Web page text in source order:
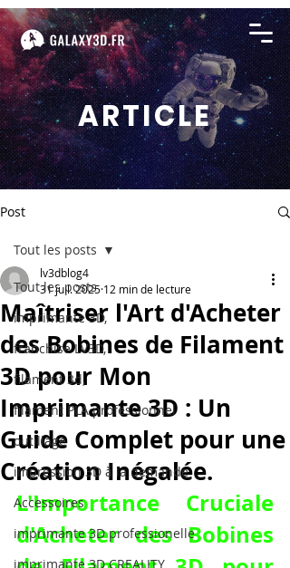
ARTICLE
Post
Tout les posts
imprimante 3D,
franchise LV3D,
filament 3d,
filament PLA professionnel
outillage
impression 3D à la demande
Accessoires
imprimante 3D professionelle
imprimante 3D CREALITY
Tout les posts
Maîtriser l'Art d'Acheter
des Bobines de Filament
3D pour Mon
Imprimante 3D : Un
Guide Complet pour une
Création Inégalée.
lv3dblog4
31 juil. 2025 12 min de lecture
L'Importance Cruciale
d'Acheter des Bobines